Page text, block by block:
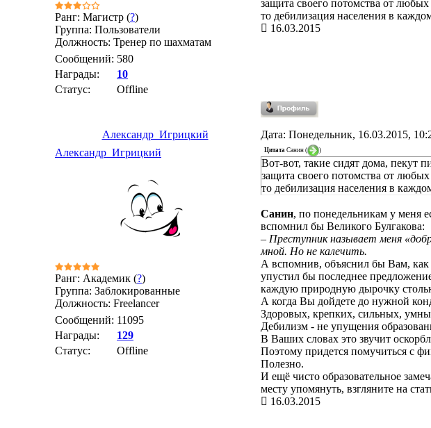
Ранг: Магистр (?)
Группа: Пользователи
Должность: Тренер по шахматам
Сообщений: 580
Награды:
10
Статус:
Offline
защита своего потомства от
то дебилизация населения в
16.03.2015
Александр_Игрицкий Дата: Понедельник, 16.03.2015,
Александр_Игрицкий
Ранг: Академик (?)
Группа: Заблокированные
Должность: Freelancer
Сообщений: 11095
Награды:
129
Статус:
Offline
Цитата Санин ( )
Вот-вот, такие сидят дома, пекут
защита своего потомства от
то дебилизация населения в
Санин, по понедельникам у меня
вспомнил бы Великого Булгакова:
– Преступник называет меня
мной. Но не калечить.
А вспомнив, объяснил бы Вам,
упустил бы последнее
каждую природную дырочку
А когда Вы дойдете до нужной
Здоровых, крепких, сильных,
Дебилизм - не упущения
В Ваших словах это звучит
Поэтому придется помучиться с
Полезно.
И ещё чисто образовательное
месту упомянуть, взгляните на
16.03.2015